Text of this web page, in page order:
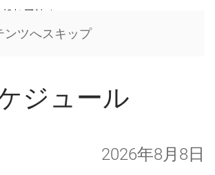
ンツへスキップ
ジュール
2026年8月8日